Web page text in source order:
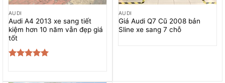
AUDI
Audi A4 2013 xe sang tiết
kiệm hơn 10 năm vẫn đẹp giá
tốt
AUDI
Giá Audi Q7 Cũ 2008 bản
Sline xe sang 7 chỗ